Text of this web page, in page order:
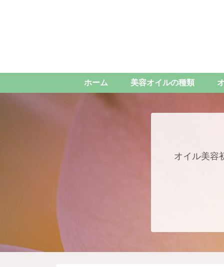
ホーム 美容オイルの種類
オイル美容